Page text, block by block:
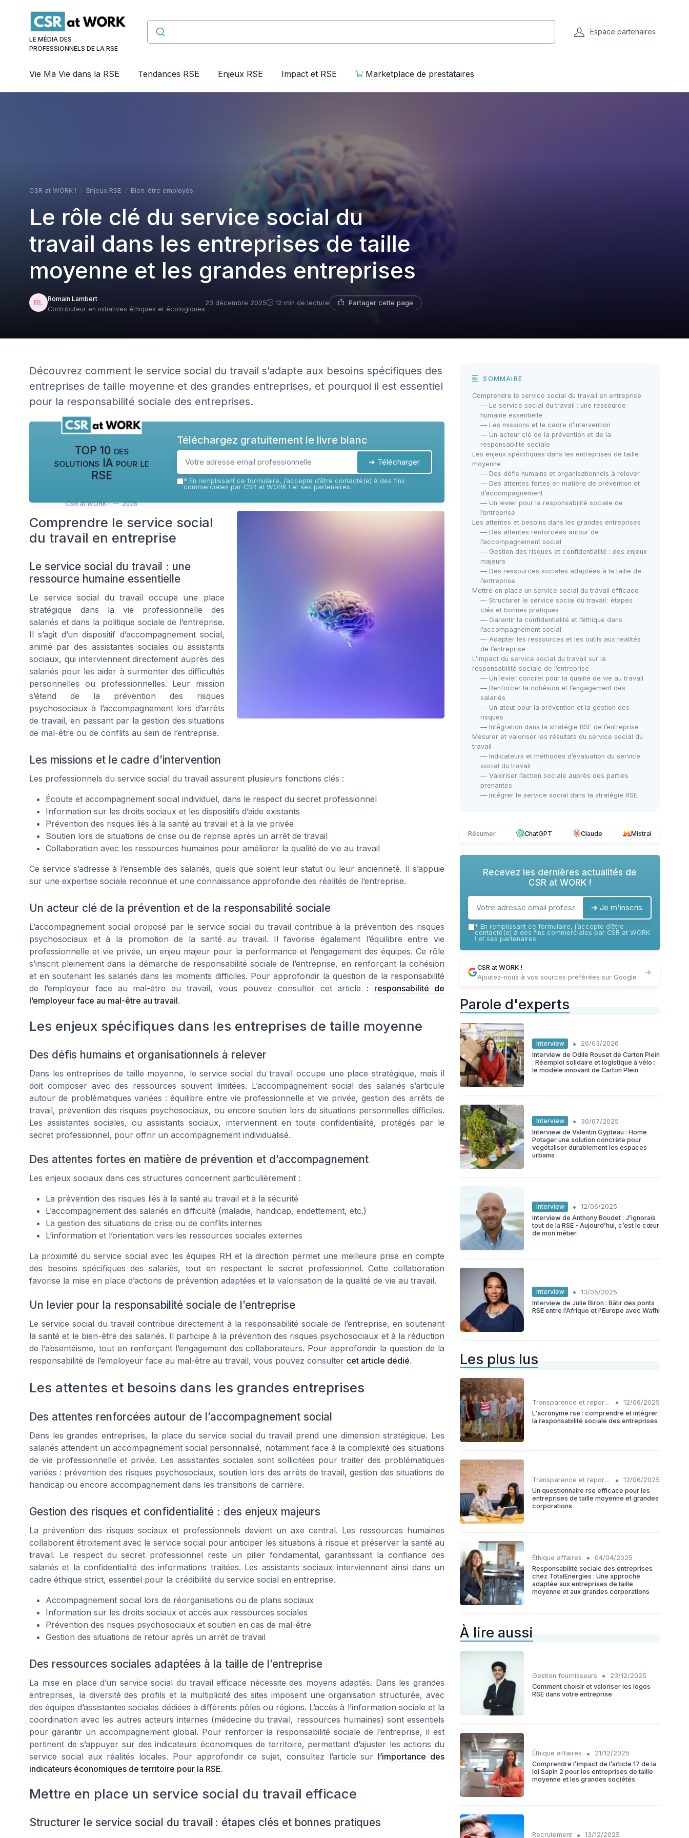
LE MÉDIA DES
PROFESSIONNELS DE LA RSE
Espace partenaires
Vie Ma Vie dans la RSE Tendances RSE Enjeux RSE Impact et RSE Marketplace de prestataires
CSR at WORK ! Enjeux RSE Bien-être employés
Le rôle clé du service social du
travail dans les entreprises de taille
moyenne et les grandes entreprises
Romain Lambert
Contributeur en initiatives éthiques et écologiques
23 décembre 2025 12 min de lecture Partager cette page
Découvrez comment le service social du travail s’adapte aux besoins spécifiques des
entreprises de taille moyenne et des grandes entreprises, et pourquoi il est essentiel
pour la responsabilité sociale des entreprises.
TOP 10 des
solutions IA pour le
RSE
CSR at WORK ! — 2026
Téléchargez gratuitement le livre blanc
➔ Télécharger
* En remplissant ce formulaire, j’accepte d’être contacté(e) à des fins
commerciales par CSR at WORK ! et ses partenaires.
Comprendre le service social
du travail en entreprise
Le service social du travail : une
ressource humaine essentielle
Le service social du travail occupe une place
stratégique dans la vie professionnelle des
salariés et dans la politique sociale de l’entreprise.
Il s’agit d’un dispositif d’accompagnement social,
animé par des assistantes sociales ou assistants
sociaux, qui interviennent directement auprès des
salariés pour les aider à surmonter des difficultés
personnelles ou professionnelles. Leur mission
s’étend de la prévention des risques
psychosociaux à l’accompagnement lors d’arrêts
de travail, en passant par la gestion des situations
de mal-être ou de conflits au sein de l’entreprise.
Les missions et le cadre d’intervention
Les professionnels du service social du travail assurent plusieurs fonctions clés :
Écoute et accompagnement social individuel, dans le respect du secret professionnel
Information sur les droits sociaux et les dispositifs d’aide existants
Prévention des risques liés à la santé au travail et à la vie privée
Soutien lors de situations de crise ou de reprise après un arrêt de travail
Collaboration avec les ressources humaines pour améliorer la qualité de vie au travail
Ce service s’adresse à l’ensemble des salariés, quels que soient leur statut ou leur ancienneté. Il s’appuie
sur une expertise sociale reconnue et une connaissance approfondie des réalités de l’entreprise.
Un acteur clé de la prévention et de la responsabilité sociale
L’accompagnement social proposé par le service social du travail contribue à la prévention des risques
psychosociaux et à la promotion de la santé au travail. Il favorise également l’équilibre entre vie
professionnelle et vie privée, un enjeu majeur pour la performance et l’engagement des équipes. Ce rôle
s’inscrit pleinement dans la démarche de responsabilité sociale de l’entreprise, en renforçant la cohésion
et en soutenant les salariés dans les moments difficiles. Pour approfondir la question de la responsabilité
de l’employeur face au mal-être au travail, vous pouvez consulter cet article : responsabilité de
l’employeur face au mal-être au travail.
Les enjeux spécifiques dans les entreprises de taille moyenne
Des défis humains et organisationnels à relever
Dans les entreprises de taille moyenne, le service social du travail occupe une place stratégique, mais il
doit composer avec des ressources souvent limitées. L’accompagnement social des salariés s’articule
autour de problématiques variées : équilibre entre vie professionnelle et vie privée, gestion des arrêts de
travail, prévention des risques psychosociaux, ou encore soutien lors de situations personnelles difficiles.
Les assistantes sociales, ou assistants sociaux, interviennent en toute confidentialité, protégés par le
secret professionnel, pour offrir un accompagnement individualisé.
Des attentes fortes en matière de prévention et d’accompagnement
Les enjeux sociaux dans ces structures concernent particulièrement :
La prévention des risques liés à la santé au travail et à la sécurité
L’accompagnement des salariés en difficulté (maladie, handicap, endettement, etc.)
La gestion des situations de crise ou de conflits internes
L’information et l’orientation vers les ressources sociales externes
La proximité du service social avec les équipes RH et la direction permet une meilleure prise en compte
des besoins spécifiques des salariés, tout en respectant le secret professionnel. Cette collaboration
favorise la mise en place d’actions de prévention adaptées et la valorisation de la qualité de vie au travail.
Un levier pour la responsabilité sociale de l’entreprise
Le service social du travail contribue directement à la responsabilité sociale de l’entreprise, en soutenant
la santé et le bien-être des salariés. Il participe à la prévention des risques psychosociaux et à la réduction
de l’absentéisme, tout en renforçant l’engagement des collaborateurs. Pour approfondir la question de la
responsabilité de l’employeur face au mal-être au travail, vous pouvez consulter cet article dédié.
Les attentes et besoins dans les grandes entreprises
Des attentes renforcées autour de l’accompagnement social
Dans les grandes entreprises, la place du service social du travail prend une dimension stratégique. Les
salariés attendent un accompagnement social personnalisé, notamment face à la complexité des situations
de vie professionnelle et privée. Les assistantes sociales sont sollicitées pour traiter des problématiques
variées : prévention des risques psychosociaux, soutien lors des arrêts de travail, gestion des situations de
handicap ou encore accompagnement dans les transitions de carrière.
Gestion des risques et confidentialité : des enjeux majeurs
La prévention des risques sociaux et professionnels devient un axe central. Les ressources humaines
collaborent étroitement avec le service social pour anticiper les situations à risque et préserver la santé au
travail. Le respect du secret professionnel reste un pilier fondamental, garantissant la confiance des
salariés et la confidentialité des informations traitées. Les assistants sociaux interviennent ainsi dans un
cadre éthique strict, essentiel pour la crédibilité du service social en entreprise.
Accompagnement social lors de réorganisations ou de plans sociaux
Information sur les droits sociaux et accès aux ressources sociales
Prévention des risques psychosociaux et soutien en cas de mal-être
Gestion des situations de retour après un arrêt de travail
Des ressources sociales adaptées à la taille de l’entreprise
La mise en place d’un service social du travail efficace nécessite des moyens adaptés. Dans les grandes
entreprises, la diversité des profils et la multiplicité des sites imposent une organisation structurée, avec
des équipes d’assistantes sociales dédiées à différents pôles ou régions. L’accès à l’information sociale et la
coordination avec les autres acteurs internes (médecine du travail, ressources humaines) sont essentiels
pour garantir un accompagnement global. Pour renforcer la responsabilité sociale de l’entreprise, il est
pertinent de s’appuyer sur des indicateurs économiques de territoire, permettant d’ajuster les actions du
service social aux réalités locales. Pour approfondir ce sujet, consultez l’article sur l’importance des
indicateurs économiques de territoire pour la RSE.
Mettre en place un service social du travail efficace
Structurer le service social du travail : étapes clés et bonnes pratiques
SOMMAIRE
Comprendre le service social du travail en entreprise
— Le service social du travail : une ressource
humaine essentielle
— Les missions et le cadre d’intervention
— Un acteur clé de la prévention et de la
responsabilité sociale
Les enjeux spécifiques dans les entreprises de taille
moyenne
— Des défis humains et organisationnels à relever
— Des attentes fortes en matière de prévention et
d’accompagnement
— Un levier pour la responsabilité sociale de
l’entreprise
Les attentes et besoins dans les grandes entreprises
— Des attentes renforcées autour de
l’accompagnement social
— Gestion des risques et confidentialité : des enjeux
majeurs
— Des ressources sociales adaptées à la taille de
l’entreprise
Mettre en place un service social du travail efficace
— Structurer le service social du travail : étapes
clés et bonnes pratiques
— Garantir la confidentialité et l’éthique dans
l’accompagnement social
— Adapter les ressources et les outils aux réalités
de l’entreprise
L’impact du service social du travail sur la
responsabilité sociale de l’entreprise
— Un levier concret pour la qualité de vie au travail
— Renforcer la cohésion et l’engagement des
salariés
— Un atout pour la prévention et la gestion des
risques
— Intégration dans la stratégie RSE de l’entreprise
Mesurer et valoriser les résultats du service social du
travail
— Indicateurs et méthodes d’évaluation du service
social du travail
— Valoriser l’action sociale auprès des parties
prenantes
— Intégrer le service social dans la stratégie RSE
Résumer ChatGPT Claude Mistral
Recevez les dernières actualités de
CSR at WORK !
➔ Je m'inscris
* En remplissant ce formulaire, j’accepte d’être
contacté(e) à des fins commerciales par CSR at WORK
! et ses partenaires.
CSR at WORK !
Ajoutez-nous à vos sources préférées sur Google
Parole d'experts
Interview •
26/03/2026
Interview de Odile Rouset de Carton Plein
: Réemploi solidaire et logistique à vélo :
le modèle innovant de Carton Plein
Interview •
30/07/2025
Interview de Valentin Gypteau : Home
Potager une solution concrète pour
végétaliser durablement les espaces
urbains
Interview •
12/06/2025
Interview de Anthony Boudet : J’ignorais
tout de la RSE - Aujourd’hui, c’est le cœur
de mon métier.
Interview •
13/05/2025
Interview de Julie Biron : Bâtir des ponts
RSE entre l’Afrique et l’Europe avec Wafhi
Les plus lus
Transparence et reporting •
12/06/2025
L'acronyme rse : comprendre et intégrer
la responsabilité sociale des entreprises
Transparence et reporting •
12/06/2025
Un questionnaire rse efficace pour les
entreprises de taille moyenne et grandes
corporations
Éthique affaires •
04/04/2025
Responsabilité sociale des entreprises
chez TotalEnergies : Une approche
adaptée aux entreprises de taille
moyenne et aux grandes corporations
À lire aussi
Gestion fournisseurs •
23/12/2025
Comment choisir et valoriser les logos
RSE dans votre entreprise
Éthique affaires •
21/12/2025
Comprendre l’impact de l’article 17 de la
loi Sapin 2 pour les entreprises de taille
moyenne et les grandes sociétés
Recrutement • 13/12/2025